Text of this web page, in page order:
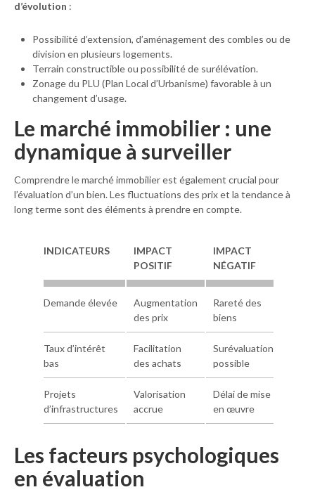
d’évolution :
Possibilité d’extension, d’aménagement des combles ou de
division en plusieurs logements.
Terrain constructible ou possibilité de surélévation.
Zonage du PLU (Plan Local d’Urbanisme) favorable à un
changement d’usage.
Le marché immobilier : une
dynamique à surveiller
Comprendre le marché immobilier est également crucial pour
l’évaluation d’un bien. Les fluctuations des prix et la tendance à
long terme sont des éléments à prendre en compte.
INDICATEURS
IMPACT
POSITIF
IMPACT
NÉGATIF
Demande élevée
Augmentation
des prix
Rareté des
biens
Taux d’intérêt
bas
Facilitation
des achats
Surévaluation
possible
Projets
d’infrastructures
Valorisation
accrue
Délai de mise
en œuvre
Les facteurs psychologiques
en évaluation